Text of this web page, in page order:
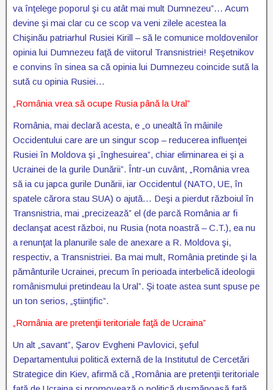
va înţelege poporul şi cu atât mai mult Dumnezeu”… Acum
devine şi mai clar cu ce scop va veni zilele acestea la
Chişinău patriarhul Rusiei Kirill – să le comunice moldovenilor
opinia lui Dumnezeu faţă de viitorul Transnistriei! Reşetnikov
e convins în sinea sa că opinia lui Dumnezeu coincide sută la
sută cu opinia Rusiei…
„România vrea să ocupe Rusia până la Ural”
România, mai declară acesta, e „o unealtă în mâinile
Occidentului care are un singur scop – reducerea influenţei
Rusiei în Moldova şi „înghesuirea”, chiar eliminarea ei şi a
Ucrainei de la gurile Dunării”. Într-un cuvânt, „România vrea
să ia cu japca gurile Dunării, iar Occidentul (NATO, UE, în
spatele cărora stau SUA) o ajută… Deşi a pierdut războiul în
Transnistria, mai „precizează” el (de parcă România ar fi
declanşat acest război, nu Rusia (nota noastră – C.T.), ea nu
a renunţat la planurile sale de anexare a R. Moldova şi,
respectiv, a Transnistriei. Ba mai mult, România pretinde şi la
pământurile Ucrainei, precum în perioada interbelică ideologii
românismului pretindeau la Ural”. Şi toate astea sunt spuse pe
un ton serios, „ştiinţific”.
„România are pretenţii teritoriale faţă de Ucraina”
Un alt „savant”, Şarov Evgheni Pavlovici, şeful
Departamentului politică externă de la Institutul de Cercetări
Strategice din Kiev, afirmă că „România are pretenţii teritoriale